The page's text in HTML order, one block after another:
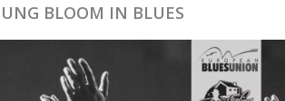
BLOOM IN BLUES